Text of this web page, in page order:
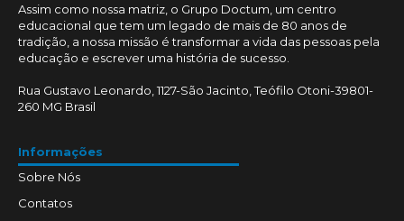
Assim como nossa matriz, o Grupo Doctum, um centro
educacional que tem um legado de mais de 80 anos de
tradição, a nossa missão é transformar a vida das pessoas pela
educação e escrever uma história de sucesso.
Rua Gustavo Leonardo, 1127-São Jacinto, Teófilo Otoni-39801-
260 MG Brasil
Informações
Sobre Nós
Contatos